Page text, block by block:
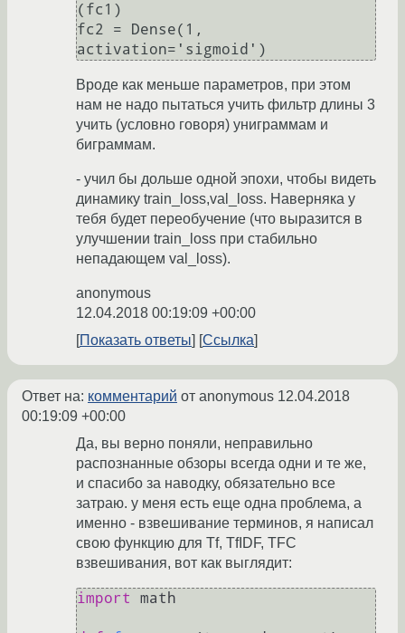
(fc1)
fc2 = Dense(1,
Вроде как меньше параметров, при этом
нам не надо пытаться учить фильтр длины 3
учить (условно говоря) униграммам и
биграммам.
- учил бы дольше одной эпохи, чтобы видеть
динамику train_loss,val_loss. Наверняка у
тебя будет переобучение (что выразится в
улучшении train_loss при стабильно
непадающем val_loss).
anonymous
12.04.2018 00:19:09 +00:00
Показать ответы
Ссылка
Ответ на: комментарий от anonymous 12.04.2018
00:19:09 +00:00
Да, вы верно поняли, неправильно
распознанные обзоры всегда одни и те же,
и спасибо за наводку, обязательно все
затраю. у меня есть еще одна проблема, а
именно - взвешивание терминов, я написал
свою функцию для Tf, TfIDF, TFC
взвешивания, вот как выглядит:
import math